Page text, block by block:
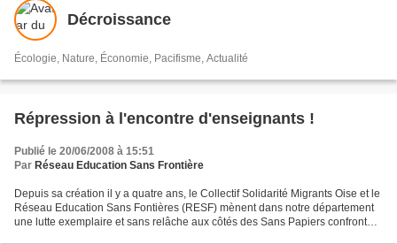
Décroissance
Écologie, Nature, Économie, Pacifisme, Actualité
Répression à l'encontre d'enseignants !
Publié le 20/06/2008 à 15:51
Par Réseau Education Sans Frontière
Depuis sa création il y a quatre ans, le Collectif Solidarité Migrants Oise et le
Réseau Education Sans Fontières (RESF) mènent dans notre département
une lutte exemplaire et sans relâche aux côtés des Sans Papiers confrontés